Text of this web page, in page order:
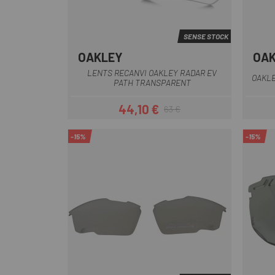
SENSE STOCK
OAKLEY
LENTS RECANVI OAKLEY RADAR EV
PATH TRANSPARENT
Preu
44,10 €Preu regular
63 €
-15% -15%